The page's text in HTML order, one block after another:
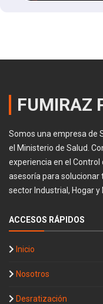
FUMIRAZ
Somos una empresa de
el Ministerio de Salud.
experiencia en el
asesoría para solucionar
sector Industrial, Hogar y
ACCESOS RÁPIDOS
Inicio
Nosotros
Desratización